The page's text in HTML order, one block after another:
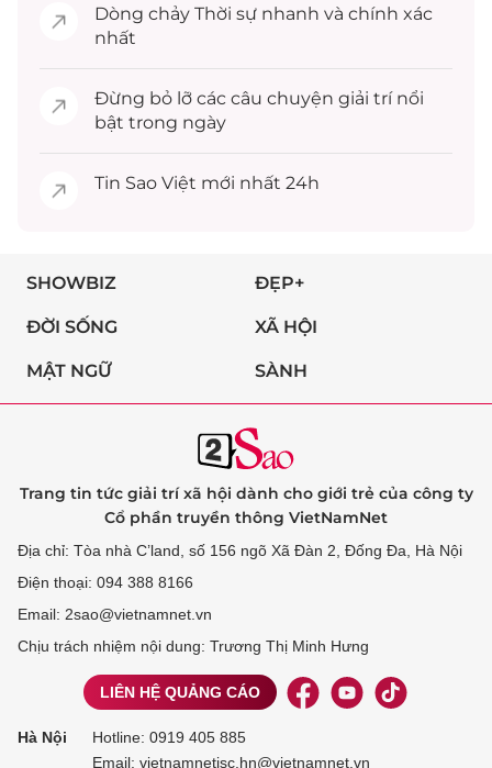
Dòng chảy Thời sự nhanh và chính xác
nhất
Đừng bỏ lỡ các câu chuyện giải trínổi
bật trong ngày
Tin Sao Việt mới nhất 24h
SHOWBIZ ĐẸP+
ĐỜI SỐNG XÃ HỘI
MẬT NGỮ SÀNH
Trang tin tức giải trí xã hội dành cho giới trẻ của công ty
Cổ phần truyền thông VietNamNet
Địa chỉ: Tòa nhà C’land, số 156 ngõ Xã Đàn 2, Đống Đa, Hà Nội
Điện thoại: 094 388 8166
Email: 2sao@vietnamnet.vn
Chịu trách nhiệm nội dung: Trương Thị Minh Hưng
LIÊN HỆ QUẢNG CÁO
Hà Nội Hotline: 0919 405 885
Email: vietnamnetjsc.hn@vietnamnet.vn